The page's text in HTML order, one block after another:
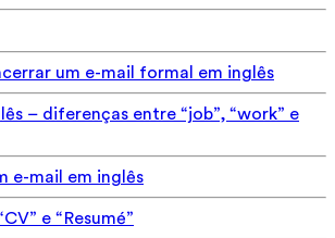
um e-mail formal em inglês
– diferenças entre “job”, “work” e
e-mail em inglês
e “Resumé”